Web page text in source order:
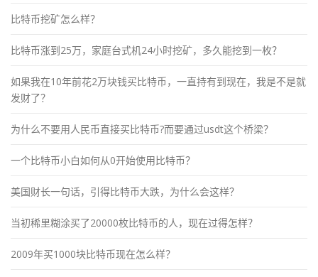
比特币挖矿怎么样？
比特币涨到25万，家庭台式机24小时挖矿，多久能挖到一枚？
如果我在10年前花2万块钱买比特币，一直持有到现在，我是不是就
发财了？
为什么不要用人民币直接买比特币?而要通过usdt这个桥梁？
一个比特币小白如何从0开始使用比特币？
美国财长一句话，引得比特币大跌，为什么会这样？
当初稀里糊涂买了20000枚比特币的人，现在过得怎样？
2009年买1000块比特币现在怎么样？